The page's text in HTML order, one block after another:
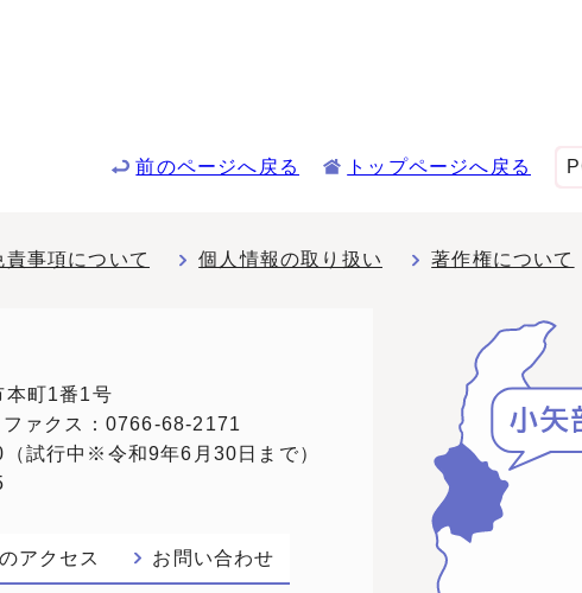
前のページへ戻る トップページへ戻る
責事項について 個人情報の取り扱い 著作権について
町1番1号
ァクス：0766-68-2171
試行中※令和9年6月30日まで）
アクセス お問い合わせ